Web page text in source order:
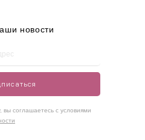
новости
вы соглашаетесь с условиями